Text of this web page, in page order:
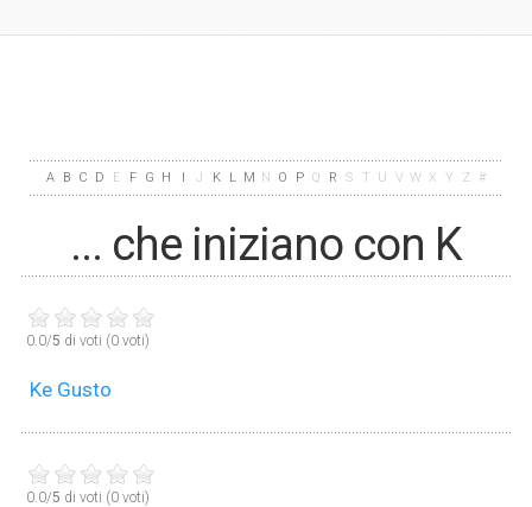
A B C D E F G H I J K L M N O P Q R S T U V W X Y Z #
... che iniziano con K
0.0/5 di voti (0 voti)
Ke Gusto
0.0/5 di voti (0 voti)